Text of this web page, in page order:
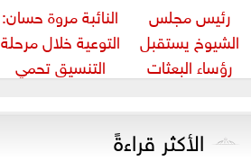
رئيس مجلس
الشيوخ يستقبل
رؤساء البعثات
المصرية بالخارج
النائبة مروة حسان:
التوعية خلال مرحلة
التنسيق تحمي
الأكاديمي
الأكثر قراءةً